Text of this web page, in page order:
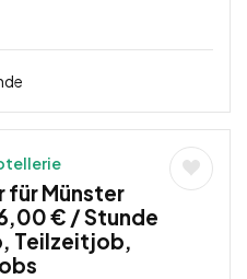
für Münster
€ / Stunde
Teilzeitjob,